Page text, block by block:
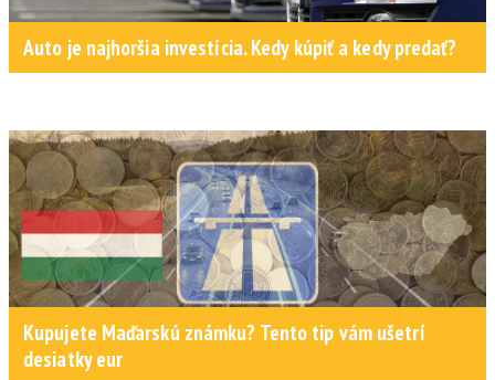
Auto je najhoršia investícia. Kedy kúpiť a kedy predať?
Kupujete Maďarskú známku? Tento tip vám ušetrí
desiatky eur